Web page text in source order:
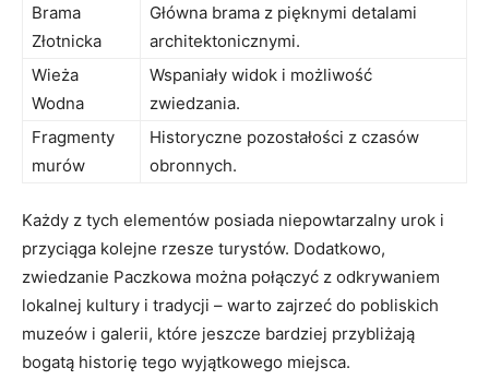
Brama
Złotnicka
Główna‍ brama ​z pięknymi ⁤detalami
architektonicznymi.
Wieża
Wodna
Wspaniały widok i‍ możliwość
zwiedzania.
Fragmenty
murów
Historyczne pozostałości z czasów
obronnych.
Każdy‌ z tych elementów posiada niepowtarzalny ⁣urok i ​
przyciąga ⁢kolejne rzesze‍ turystów. Dodatkowo,
zwiedzanie ​Paczkowa można połączyć z odkrywaniem
lokalnej kultury i tradycji⁢ – ⁤warto zajrzeć do pobliskich
muzeów i galerii, ⁣które jeszcze bardziej przybliżają
⁤bogatą historię ‌tego wyjątkowego miejsca.